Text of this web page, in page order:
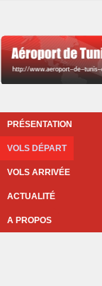
PRÉSENTATION
VOLS DÉPART
VOLS ARRIVÉE
ACTUALITÉ
A PROPOS